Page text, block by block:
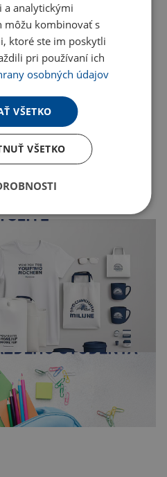
a analytickými
môžu kombinovať s
ktoré ste im poskytli
pri používaní ich
osobných údajov
VŠETKO
VŠETKO